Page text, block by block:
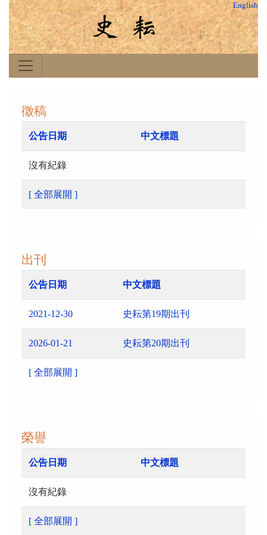
English
徵稿
公告日期 中文標題
沒有紀錄
[ 全部展開 ]
出刊
公告日期 中文標題
2021-12-30 史耘第19期出刊
2026-01-21 史耘第20期出刊
[ 全部展開 ]
榮譽
公告日期 中文標題
沒有紀錄
[ 全部展開 ]